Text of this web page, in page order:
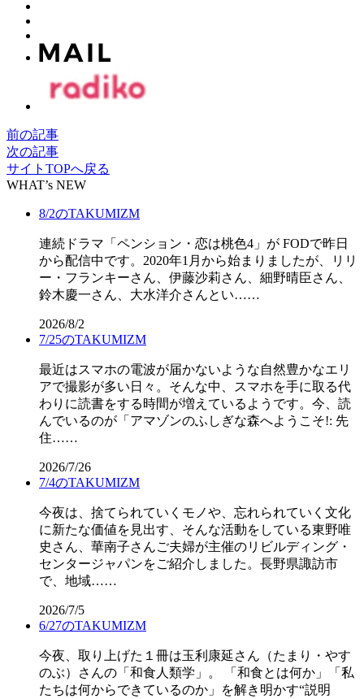
前の記事
次の記事
サイトTOPへ戻る
WHAT’s NEW
8/2のTAKUMIZM
連続ドラマ「ペンション・恋は桃色4」が FODで昨日
から配信中です。2020年1月から始まりましたが、リリ
ー・フランキーさん、伊藤沙莉さん、細野晴臣さん、
鈴木慶一さん、大水洋介さんとい……
2026/8/2
7/25のTAKUMIZM
最近はスマホの電波が届かないような自然豊かなエリ
アで撮影が多い日々。そんな中、スマホを手に取る代
わりに読書をする時間が増えているようです。今、読
んでいるのが「アマゾンのふしぎな森へようこそ!: 先
住……
2026/7/26
7/4のTAKUMIZM
今夜は、捨てられていくモノや、忘れられていく文化
に新たな価値を見出す、そんな活動をしている東野唯
史さん、華南子さんご夫婦が主催のリビルディング・
センタージャパンをご紹介しました。長野県諏訪市
で、地域……
2026/7/5
6/27のTAKUMIZM
今夜、取り上げた１冊は玉利康延さん（たまり・やす
のぶ）さんの「和食人類学」。 「和食とは何か」「私
たちは何からできているのか」を解き明かす“説明